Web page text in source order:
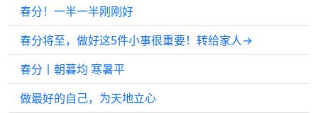
春分！一半一半刚刚好
春分将至，做好这5件小事很重要！转给家人→
春分丨朝暮均 寒暑平
做最好的自己，为天地立心